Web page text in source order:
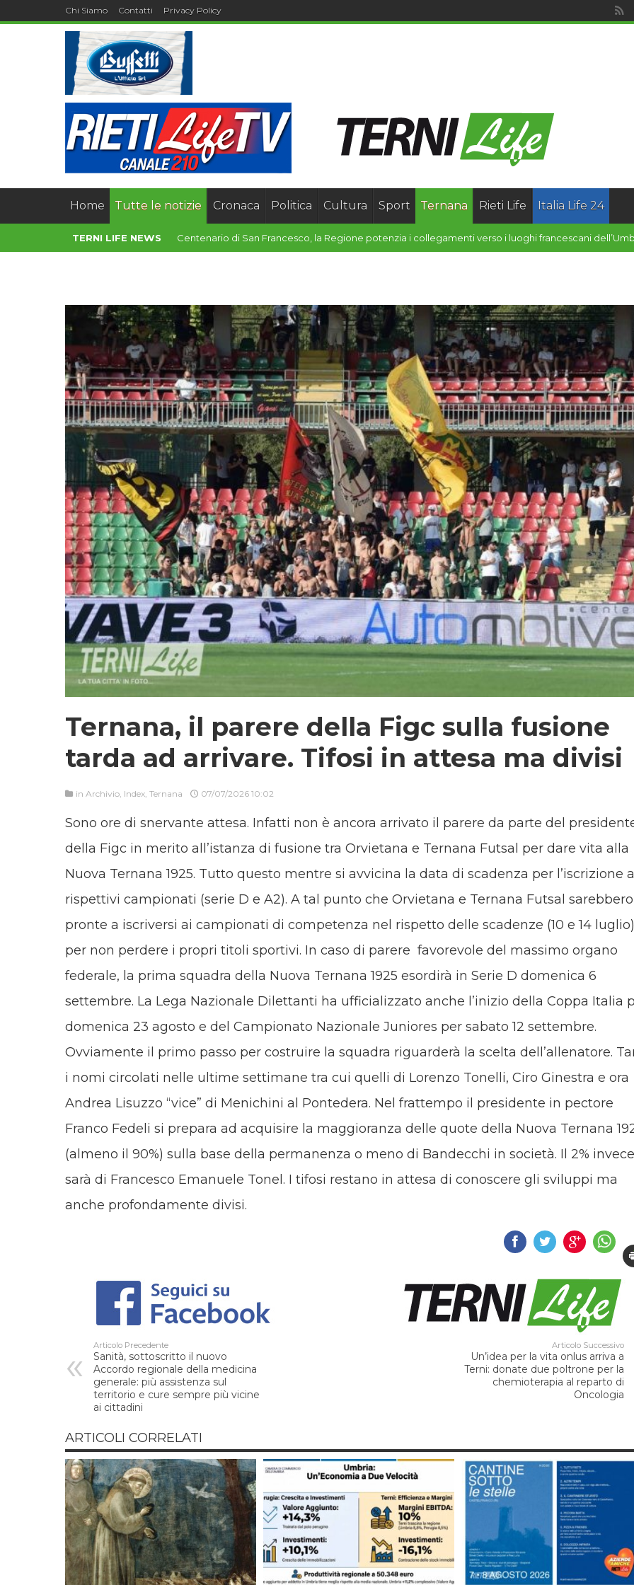
Chi Siamo Contatti Privacy Policy
Home Tutte le notizie Cronaca Politica Cultura Sport Ternana Rieti Life Italia Life 24
TERNI LIFE NEWS Bilanci 2025, l’U
Ternana, il parere della Figc sulla fusione
tarda ad arrivare. Tifosi in attesa ma divisi
in Archivio Index Ternana 07/07/2026 10:02
Sono ore di snervante attesa. Infatti non è ancora arrivato il parere da parte del
della Figc in merito all’istanza di fusione tra Orvietana e Ternana Futsal per dare vita alla
Nuova Ternana 1925. Tutto questo mentre si avvicina la data di scadenza per l’iscrizione
rispettivi campionati (serie D e A2). A tal punto che Orvietana e Ternana Futsal sarebbero
pronte a iscriversi ai campionati di competenza nel rispetto delle scadenze (10 e 14 luglio)
per non perdere i propri titoli sportivi. In caso di parere favorevole del massimo organo
federale, la prima squadra della Nuova Ternana 1925 esordirà in Serie D domenica 6
settembre. La Lega Nazionale Dilettanti ha ufficializzato anche l’inizio della Coppa Italia
domenica 23 agosto e del Campionato Nazionale Juniores per sabato 12 settembre.
Ovviamente il primo passo per costruire la squadra riguarderà la scelta dell’allenatore.
i nomi circolati nelle ultime settimane tra cui quelli di Lorenzo Tonelli, Ciro Ginestra e ora
Andrea Lisuzzo “vice” di Menichini al Pontedera. Nel frattempo il presidente in pectore
Franco Fedeli si prepara ad acquisire la maggioranza delle quote della Nuova Ternana
(almeno il 90%) sulla base della permanenza o meno di Bandecchi in società. Il 2% invece
sarà di Francesco Emanuele Tonel. I tifosi restano in attesa di conoscere gli sviluppi ma
anche profondamente divisi.
Articolo Precedente
Sanità, sottoscritto il nuovo
Accordo regionale della medicina
generale: più assistenza sul
territorio e cure sempre più vicine
ai cittadini
Articolo Successivo
Un’idea per la vita onlus arriva a
Terni: donate due poltrone per la
chemioterapia al reparto di
Oncologia
ARTICOLI CORRELATI